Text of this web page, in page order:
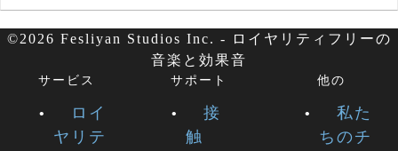
©2026 Fesliyan Studios Inc. - ロイヤリティフリーの
音楽と効果音
サービス
ロイ
ヤリテ
サポート
接
触
他の
私た
ちのチ